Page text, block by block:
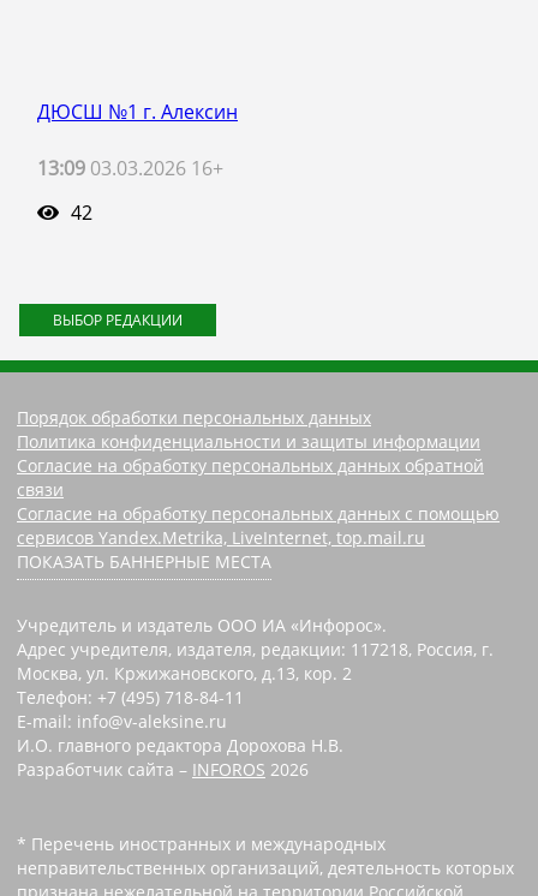
ДЮСШ №1 г. Алексин
13:09 03.03.2026 16+
42
ВЫБОР РЕДАКЦИИ
Порядок обработки персональных данных
Политика конфиденциальности и защиты информации
Согласие на обработку персональных данных обратной
связи
Согласие на обработку персональных данных с помощью
сервисов Yandex.Metrika, LiveInternet, top.mail.ru
ПОКАЗАТЬ БАННЕРНЫЕ МЕСТА
Учредитель и издатель ООО ИА «Инфорос».
Адрес учредителя, издателя, редакции: 117218, Россия, г.
Москва, ул. Кржижановского, д.13, кор. 2
Телефон: +7 (495) 718-84-11
E-mail: info@v-aleksine.ru
И.О. главного редактора Дорохова Н.В.
Разработчик сайта – INFOROS 2026
* Перечень иностранных и международных
неправительственных организаций, деятельность которых